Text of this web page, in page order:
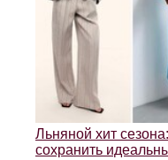
Льняной хит
сохранить